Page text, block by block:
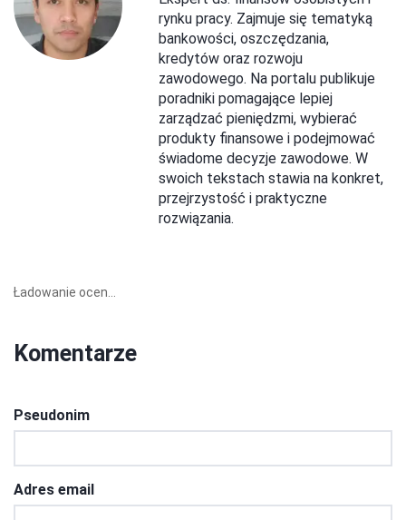
rynku pracy. Zajmuje się tematyką
bankowości, oszczędzania,
kredytów oraz rozwoju
zawodowego. Na portalu publikuje
poradniki pomagające lepiej
zarządzać pieniędzmi, wybierać
produkty finansowe i podejmować
świadome decyzje zawodowe. W
swoich tekstach stawia na konkret,
przejrzystość i praktyczne
rozwiązania.
Ładowanie ocen...
Komentarze
Pseudonim
Adres email